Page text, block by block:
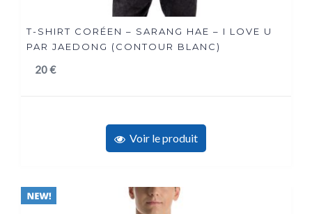
T-SHIRT CORÉEN – SARANG HAE – I LOVE U
PAR JAEDONG (CONTOUR BLANC)
20€
Voir le produit